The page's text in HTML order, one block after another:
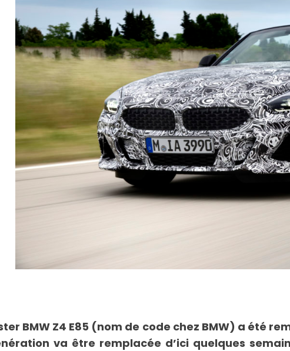
BMW Z4 E85 (nom de code chez BMW) a été
va être remplacée d’ici quelques